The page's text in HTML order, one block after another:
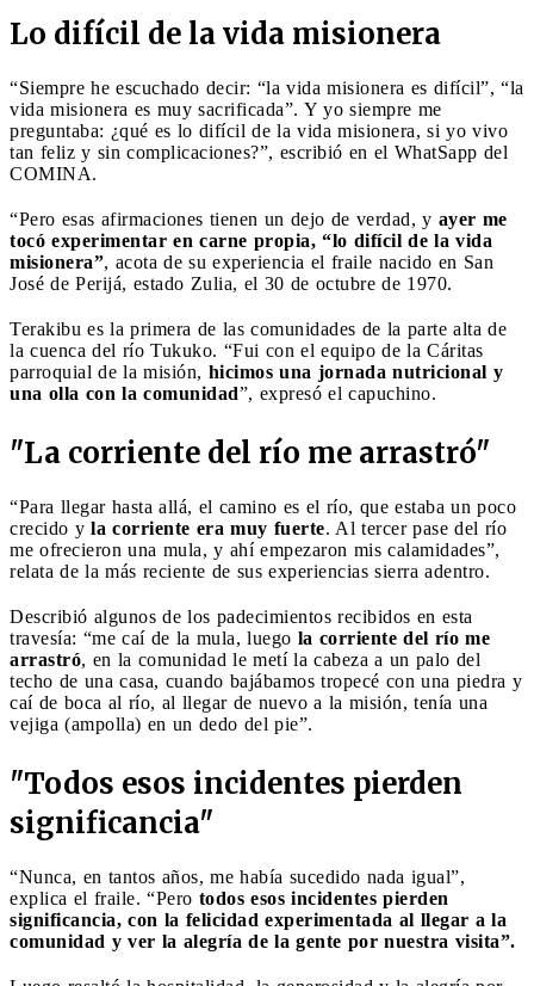
Lo difícil de la vida misionera
“Siempre he escuchado decir: “la vida misionera es difícil”, “la
vida misionera es muy sacrificada”. Y yo siempre me
preguntaba: ¿qué es lo difícil de la vida misionera, si yo vivo
tan feliz y sin complicaciones?”, escribió en el WhatSapp del
COMINA.
“Pero esas afirmaciones tienen un dejo de verdad, y ayer me
tocó experimentar en carne propia, “lo difícil de la vida
misionera”, acota de su experiencia el fraile nacido en San
José de Perijá, estado Zulia, el 30 de octubre de 1970.
Terakibu es la primera de las comunidades de la parte alta de
la cuenca del río Tukuko. “Fui con el equipo de la Cáritas
parroquial de la misión, hicimos una jornada nutricional y
una olla con la comunidad”, expresó el capuchino.
"La corriente del río me arrastró"
“Para llegar hasta allá, el camino es el río, que estaba un poco
crecido y la corriente era muy fuerte. Al tercer pase del río
me ofrecieron una mula, y ahí empezaron mis calamidades”,
relata de la más reciente de sus experiencias sierra adentro.
Describió algunos de los padecimientos recibidos en esta
travesía: “me caí de la mula, luego la corriente del río me
arrastró, en la comunidad le metí la cabeza a un palo del
techo de una casa, cuando bajábamos tropecé con una piedra y
caí de boca al río, al llegar de nuevo a la misión, tenía una
vejiga (ampolla) en un dedo del pie”.
"Todos esos incidentes pierden
significancia"
“Nunca, en tantos años, me había sucedido nada igual”,
explica el fraile. “Pero todos esos incidentes pierden
significancia, con la felicidad experimentada al llegar a la
comunidad y ver la alegría de la gente por nuestra visita”.